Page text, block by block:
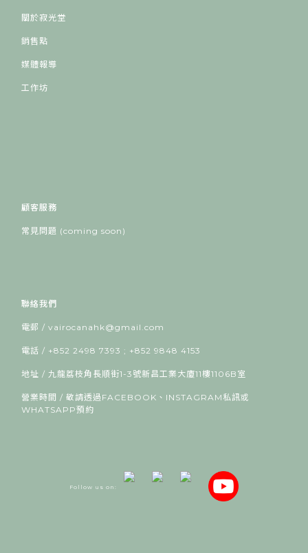
關於寂光堂
銷售點
媒體報導
工作坊
顧客服務
常見問題 (coming soon)
聯絡我們
電郵 / vairocanahk@gmail.com
電話 / +852 2498 7393 ; +852 9848 4153
地址 / 九龍荔枝角長順街1-3號新昌工業大廈11樓1106B室
營業時間 / 敬請透過FACEBOOK、INSTAGRAM私訊或
WHATSAPP預約
Follow us on: